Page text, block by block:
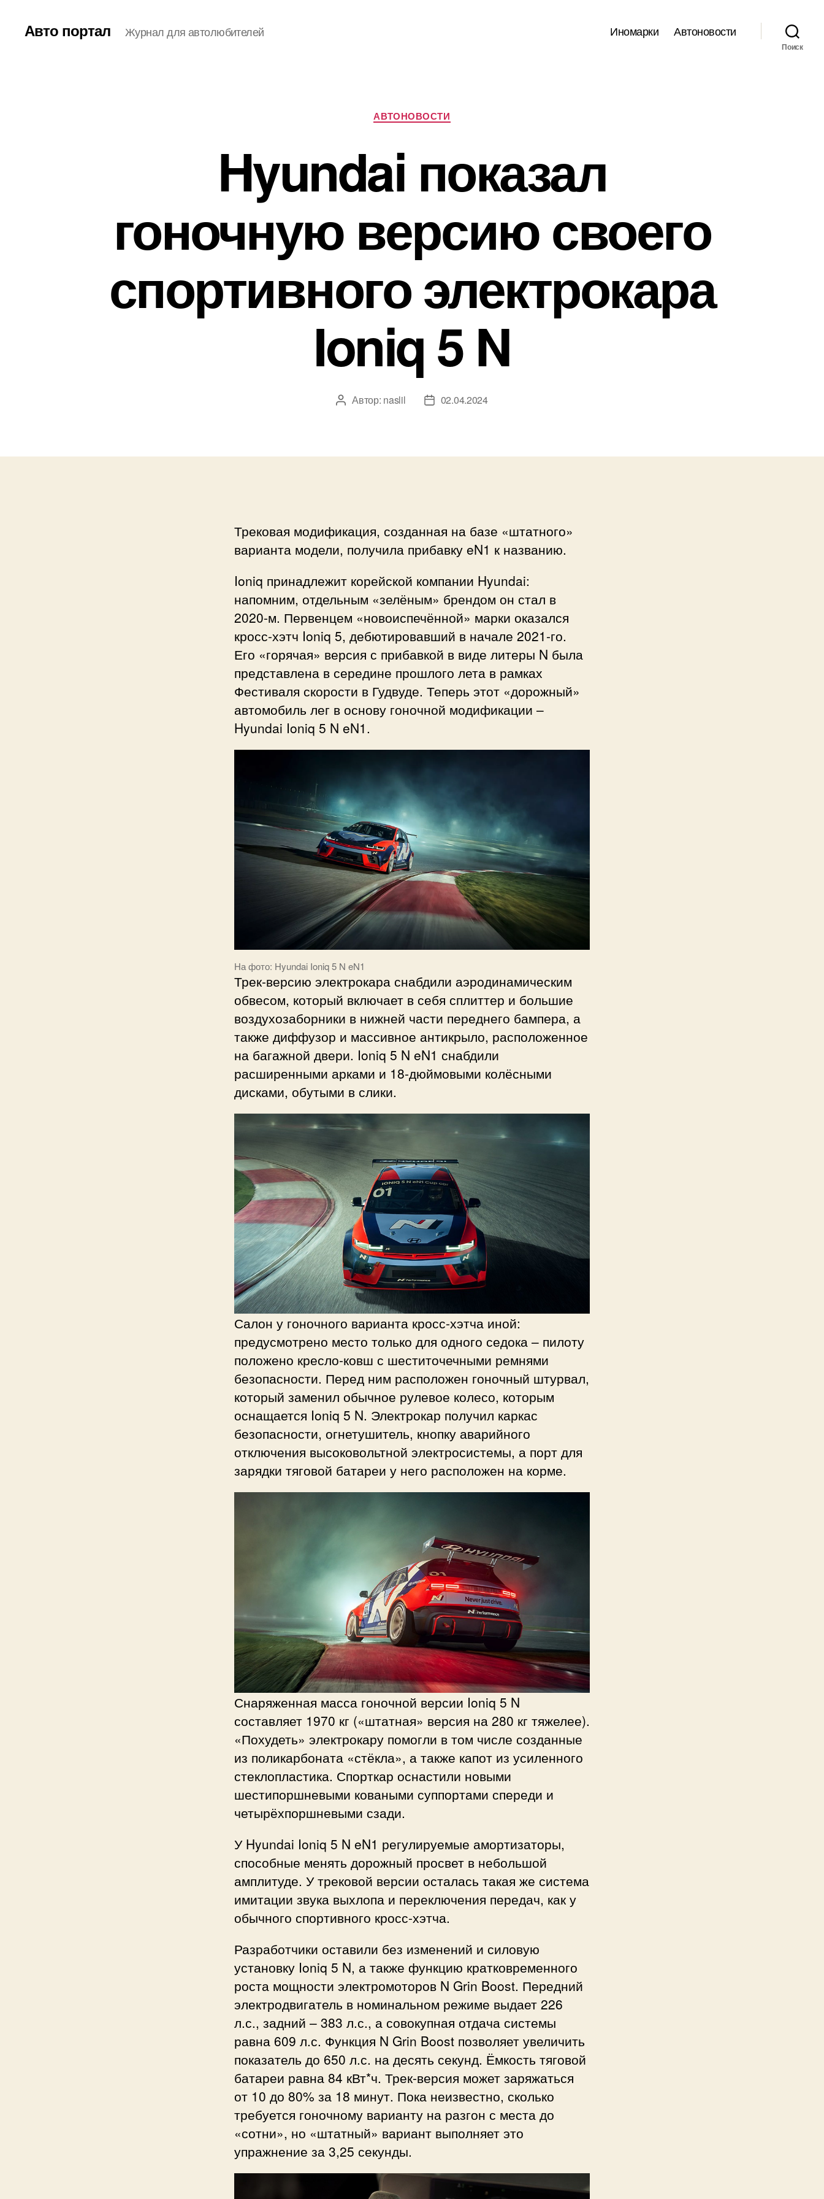
Авто портал Журнал для автолюбителей Иномарки Автоновости
Поиск
Рубрики
АВТОНОВОСТИ
Hyundai показал
гоночную версию своего
спортивного электрокара
Ioniq 5 N
Автор
Автор: naslil
Дата02.04.2024
Трековая модификация, созданная на базе «штатного»
варианта модели, получила прибавку eN1 к названию.
Ioniq принадлежит корейской компании Hyundai:
напомним, отдельным «зелёным» брендом он стал в
2020-м. Первенцем «новоиспечённой» марки оказался
кросс-хэтч Ioniq 5, дебютировавший в начале 2021-го.
Его «горячая» версия с прибавкой в виде литеры N была
представлена в середине прошлого лета в рамках
Фестиваля скорости в Гудвуде. Теперь этот «дорожный»
автомобиль лег в основу гоночной модификации –
Hyundai Ioniq 5 N eN1.
На фото: Hyundai Ioniq 5 N eN1
Трек-версию электрокара снабдили аэродинамическим
обвесом, который включает в себя сплиттер и большие
воздухозаборники в нижней части переднего бампера, а
также диффузор и массивное антикрыло, расположенное
на багажной двери. Ioniq 5 N eN1 снабдили
расширенными арками и 18-дюймовыми колёсными
дисками, обутыми в слики.
Салон у гоночного варианта кросс-хэтча иной:
предусмотрено место только для одного седока – пилоту
положено кресло-ковш с шеститочечными ремнями
безопасности. Перед ним расположен гоночный штурвал,
который заменил обычное рулевое колесо, которым
оснащается Ioniq 5 N. Электрокар получил каркас
безопасности, огнетушитель, кнопку аварийного
отключения высоковольтной электросистемы, а порт для
зарядки тяговой батареи у него расположен на корме.
Снаряженная масса гоночной версии Ioniq 5 N
составляет 1970 кг («штатная» версия на 280 кг тяжелее).
«Похудеть» электрокару помогли в том числе созданные
из поликарбоната «стёкла», а также капот из усиленного
стеклопластика. Спорткар оснастили новыми
шестипоршневыми коваными суппортами спереди и
четырёхпоршневыми сзади.
У Hyundai Ioniq 5 N eN1 регулируемые амортизаторы,
способные менять дорожный просвет в небольшой
амплитуде. У трековой версии осталась такая же система
имитации звука выхлопа и переключения передач, как у
обычного спортивного кросс-хэтча.
Разработчики оставили без изменений и силовую
установку Ioniq 5 N, а также функцию кратковременного
роста мощности электромоторов N Grin Boost. Передний
электродвигатель в номинальном режиме выдает 226
л.с., задний – 383 л.с., а совокупная отдача системы
равна 609 л.с. Функция N Grin Boost позволяет увеличить
показатель до 650 л.с. на десять секунд. Ёмкость тяговой
батареи равна 84 кВт*ч. Трек-версия может заряжаться
от 10 до 80% за 18 минут. Пока неизвестно, сколько
требуется гоночному варианту на разгон с места до
«сотни», но «штатный» вариант выполняет это
упражнение за 3,25 секунды.